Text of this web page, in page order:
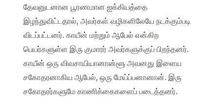
தேவனுடனான பூரணமான ஐக்கியத்தை
இழந்துவிட்டதால், அவர்கள் வழிகளிலேயே நடக்கும்படி
விடப்பட்டனர். காயீன் மற்றும் ஆபேல் என்கிற
பெயர்களுள்ள இரு குமாரர் அவர்களுக்குப் பிறந்தனர்.
காயீன் ஒரு விவசாயியானான்ளூ அவனது இளைய
சகோதரனாகிய ஆபேல், ஒரு மேய்ப்பனானான். இரு
சகோதரர்களுமே காணிக்கைகளைப் படைத்தனர்.